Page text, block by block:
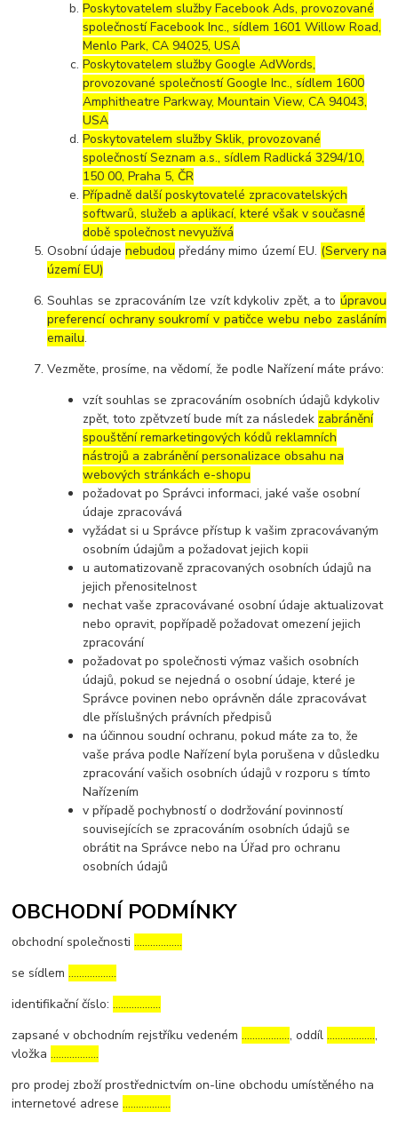
Poskytovatelem služby Facebook Ads, provozované
společností Facebook Inc., sídlem 1601 Willow Road,
Menlo Park, CA 94025, USA
Poskytovatelem služby Google AdWords,
provozované společností Google Inc., sídlem 1600
Amphitheatre Parkway, Mountain View, CA 94043,
USA
Poskytovatelem služby Sklik, provozované
společností Seznam a.s., sídlem Radlická 3294/10,
150 00, Praha 5, ČR
Případně další poskytovatelé zpracovatelských
softwarů, služeb a aplikací, které však v současné
době společnost nevyužívá
Osobní údajenebudou předány mimo území EU. (Servery na
území EU)
Souhlas se zpracováním lze vzít kdykoliv zpět, a to úpravou
preferencí ochrany soukromí v patičce webu nebo zasláním
emailu.
Vezměte, prosíme, na vědomí, že podle Nařízení máte právo:
vzít souhlas se zpracováním osobních údajů kdykoliv
zpět, toto zpětvzetí bude mít za následek zabránění
spouštění remarketingových kódů reklamních
nástrojů a zabránění personalizace obsahu na
webových stránkách e-shopu
požadovat po Správci informaci, jaké vaše osobní
údaje zpracovává
vyžádat si u Správce přístup k vašim zpracovávaným
osobním údajům a požadovat jejich kopii
u automatizovaně zpracovaných osobních údajů na
jejich přenositelnost
nechat vaše zpracovávané osobní údaje aktualizovat
nebo opravit, popřípadě požadovat omezení jejich
zpracování
požadovat po společnosti výmaz vašich osobních
údajů, pokud se nejedná o osobní údaje, které je
Správce povinen nebo oprávněn dále zpracovávat
dle příslušných právních předpisů
na účinnou soudní ochranu, pokud máte za to, že
vaše práva podle Nařízení byla porušena v důsledku
zpracování vašich osobních údajů v rozporu s tímto
Nařízením
v případě pochybností o dodržování povinností
souvisejících se zpracováním osobních údajů se
obrátit na Správce nebo na Úřad pro ochranu
osobních údajů
OBCHODNÍ PODMÍNKY
obchodní společnosti………………
se sídlem………………
identifikační číslo:………………
zapsané v obchodním rejstříku vedeném………………, oddíl………………,
vložka………………
pro prodej zboží prostřednictvím on-line obchodu umístěného na
internetové adrese………………